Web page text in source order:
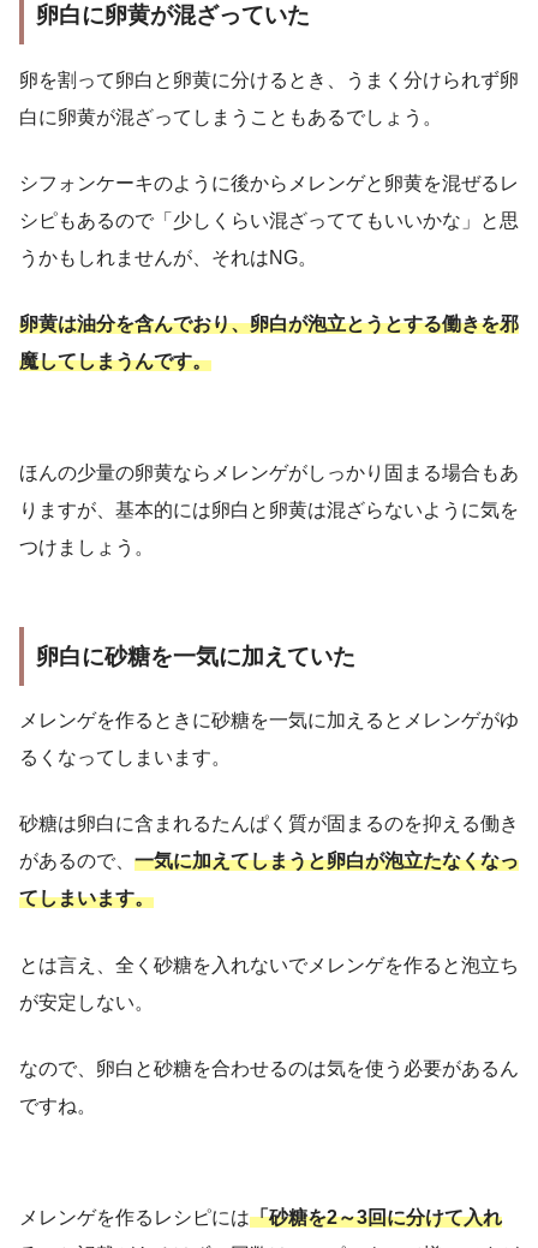
卵白に卵黄が混ざっていた
卵を割って卵白と卵黄に分けるとき、うまく分けられず卵
白に卵黄が混ざってしまうこともあるでしょう。
シフォンケーキのように後からメレンゲと卵黄を混ぜるレ
シピもあるので「少しくらい混ざっててもいいかな」と思
うかもしれませんが、それはNG。
卵黄は油分を含んでおり、卵白が泡立とうとする働きを邪
魔してしまうんです。
ほんの少量の卵黄ならメレンゲがしっかり固まる場合もあ
りますが、基本的には卵白と卵黄は混ざらないように気を
つけましょう。
卵白に砂糖を一気に加えていた
メレンゲを作るときに砂糖を一気に加えるとメレンゲがゆ
るくなってしまいます。
砂糖は卵白に含まれるたんぱく質が固まるのを抑える働き
があるので、 一気に加えてしまうと卵白が泡立たなくなっ
てしまいます。
とは言え、全く砂糖を入れないでメレンゲを作ると泡立ち
が安定しない。
なので、卵白と砂糖を合わせるのは気を使う必要があるん
ですね。
メレンゲを作るレシピには「砂糖を2～3回に分けて入れ